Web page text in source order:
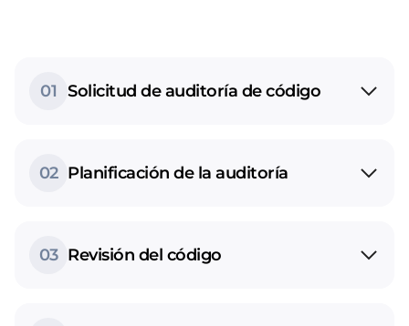
01 Solicitud de auditoría de código
02 Planificación de la auditoría
03 Revisión del código